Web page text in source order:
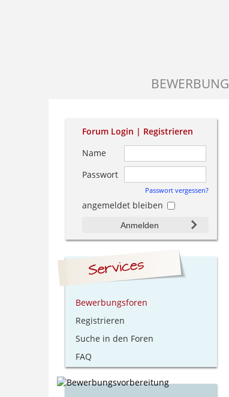
BEWERBUNG
Forum Login | Registrieren
Name
Passwort
Passwort vergessen?
angemeldet bleiben
Anmelden
Bewerbungsforen
Registrieren
Suche in den Foren
FAQ